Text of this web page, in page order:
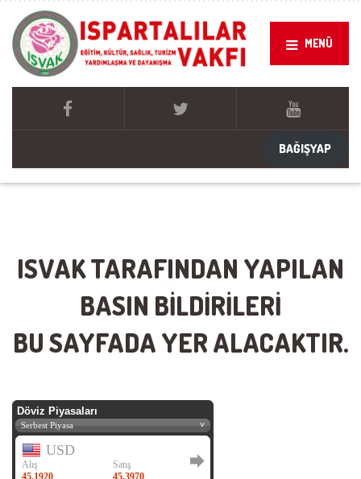
MENÜ
BAĞIŞYAP
ISVAK TARAFINDAN YAPILAN
BASIN BİLDİRİLERİ
BU SAYFADA YER ALACAKTIR.